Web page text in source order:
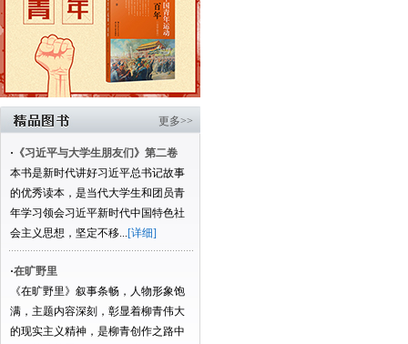
更多>>
· 《习近平与大学生朋友们》第二卷
本书是新时代讲好习近平总书记故事
的优秀读本，是当代大学生和团员青
年学习领会习近平新时代中国特色社
会主义思想，坚定不移...[详细]
·在旷野里
《在旷野里》叙事条畅，人物形象饱
满，主题内容深刻，彰显着柳青伟大
的现实主义精神，是柳青创作之路中